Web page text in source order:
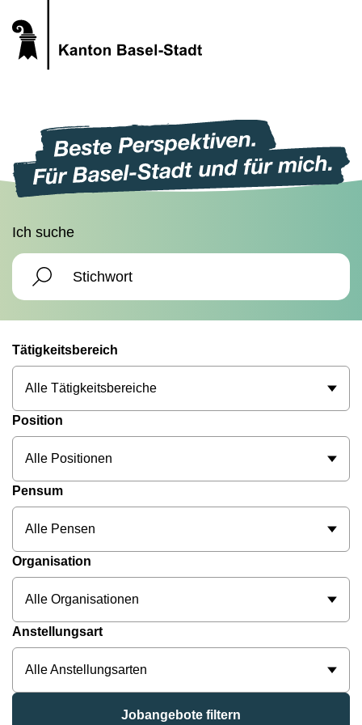
Ich suche
Tätigkeitsbereich
Alle Tätigkeitsbereiche
Position
Alle Positionen
Pensum
Alle Pensen
Organisation
Alle Organisationen
Anstellungsart
Alle Anstellungsarten
Jobangebote filtern